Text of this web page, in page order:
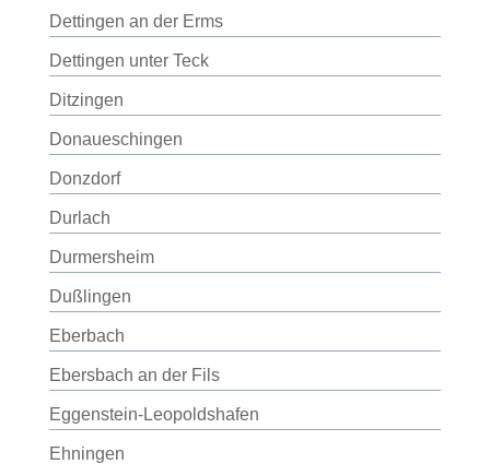
Dettingen an der Erms
Dettingen unter Teck
Ditzingen
Donaueschingen
Donzdorf
Durlach
Durmersheim
Dußlingen
Eberbach
Ebersbach an der Fils
Eggenstein-Leopoldshafen
Ehningen